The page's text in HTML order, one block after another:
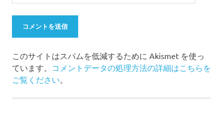
このサイトはスパムを低減するために Akismet を使っ
ています。 コメントデータの処理方法の詳細はこちらを
ご覧ください。